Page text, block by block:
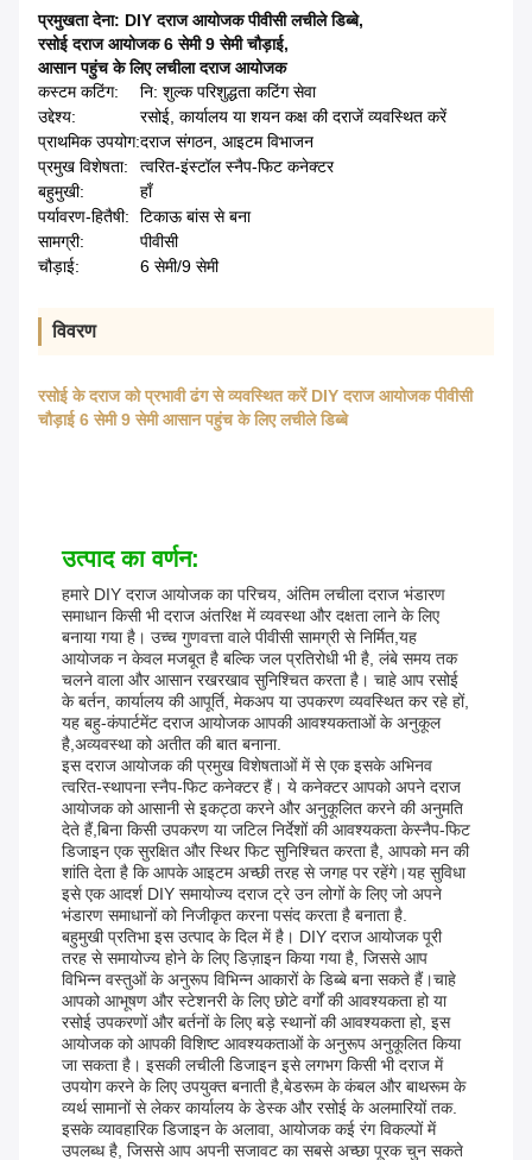
प्रमुखता देना: DIY दराज आयोजक पीवीसी लचीले डिब्बे,
रसोई दराज आयोजक 6 सेमी 9 सेमी चौड़ाई,
आसान पहुंच के लिए लचीला दराज आयोजक
कस्टम कटिंग:
नि: शुल्क परिशुद्धता कटिंग सेवा
उद्देश्य:
रसोई, कार्यालय या शयन कक्ष की दराजें व्यवस्थित करें
प्राथमिक उपयोग:दराज संगठन, आइटम विभाजन
प्रमुख विशेषता:
त्वरित-इंस्टॉल स्नैप-फिट कनेक्टर
बहुमुखी:
हाँ
पर्यावरण-हितैषी:
टिकाऊ बांस से बना
सामग्री:
पीवीसी
चौड़ाई:
6 सेमी/9 सेमी
विवरण
रसोई के दराज को प्रभावी ढंग से व्यवस्थित करें DIY दराज आयोजक पीवीसी
चौड़ाई 6 सेमी 9 सेमी आसान पहुंच के लिए लचीले डिब्बे
उत्पाद का वर्णन:
हमारे DIY दराज आयोजक का परिचय, अंतिम लचीला दराज भंडारण
समाधान किसी भी दराज अंतरिक्ष में व्यवस्था और दक्षता लाने के लिए
बनाया गया है। उच्च गुणवत्ता वाले पीवीसी सामग्री से निर्मित,यह
आयोजक न केवल मजबूत है बल्कि जल प्रतिरोधी भी है, लंबे समय तक
चलने वाला और आसान रखरखाव सुनिश्चित करता है। चाहे आप रसोई
के बर्तन, कार्यालय की आपूर्ति, मेकअप या उपकरण व्यवस्थित कर रहे हों,
यह बहु-कंपार्टमेंट दराज आयोजक आपकी आवश्यकताओं के अनुकूल
है,अव्यवस्था को अतीत की बात बनाना.
इस दराज आयोजक की प्रमुख विशेषताओं में से एक इसके अभिनव
त्वरित-स्थापना स्नैप-फिट कनेक्टर हैं। ये कनेक्टर आपको अपने दराज
आयोजक को आसानी से इकट्ठा करने और अनुकूलित करने की अनुमति
देते हैं,बिना किसी उपकरण या जटिल निर्देशों की आवश्यकता केस्नैप-फिट
डिजाइन एक सुरक्षित और स्थिर फिट सुनिश्चित करता है, आपको मन की
शांति देता है कि आपके आइटम अच्छी तरह से जगह पर रहेंगे।यह सुविधा
इसे एक आदर्श DIY समायोज्य दराज ट्रे उन लोगों के लिए जो अपने
भंडारण समाधानों को निजीकृत करना पसंद करता है बनाता है.
बहुमुखी प्रतिभा इस उत्पाद के दिल में है। DIY दराज आयोजक पूरी
तरह से समायोज्य होने के लिए डिज़ाइन किया गया है, जिससे आप
विभिन्न वस्तुओं के अनुरूप विभिन्न आकारों के डिब्बे बना सकते हैं।चाहे
आपको आभूषण और स्टेशनरी के लिए छोटे वर्गों की आवश्यकता हो या
रसोई उपकरणों और बर्तनों के लिए बड़े स्थानों की आवश्यकता हो, इस
आयोजक को आपकी विशिष्ट आवश्यकताओं के अनुरूप अनुकूलित किया
जा सकता है। इसकी लचीली डिजाइन इसे लगभग किसी भी दराज में
उपयोग करने के लिए उपयुक्त बनाती है,बेडरूम के कंबल और बाथरूम के
व्यर्थ सामानों से लेकर कार्यालय के डेस्क और रसोई के अलमारियों तक.
इसके व्यावहारिक डिजाइन के अलावा, आयोजक कई रंग विकल्पों में
उपलब्ध है, जिससे आप अपनी सजावट का सबसे अच्छा पूरक चुन सकते